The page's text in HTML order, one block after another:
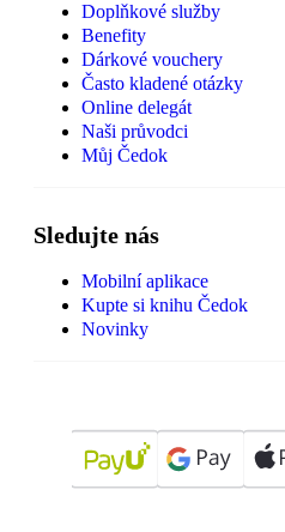
Doplňkové služby
Benefity
Dárkové vouchery
Často kladené otázky
Online delegát
Naši průvodci
Můj Čedok
Sledujte nás
Mobilní aplikace
Kupte si knihu Čedok
Novinky